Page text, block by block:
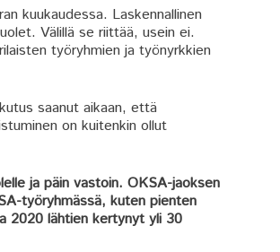
kuukaudessa. Laskennallinen
Välillä se riittää, usein ei.
työryhmien ja työnyrkkien
saanut aikaan, että
on kuitenkin ollut
ja päin vastoin. OKSA-jaoksen
työryhmässä, kuten pienten
2020 lähtien kertynyt yli 30